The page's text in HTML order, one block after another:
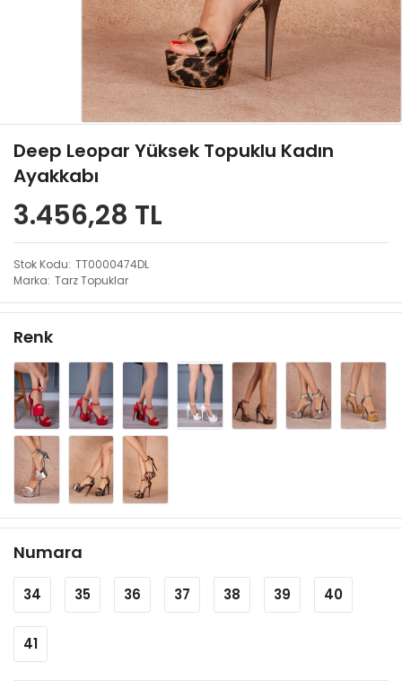
Deep Leopar Yüksek Topuklu Kadın
Ayakkabı
3.456,28 TL
Stok Kodu TT0000474DL
Marka Tarz Topuklar
Renk
Numara
34 35 36 37 38 39 40
41